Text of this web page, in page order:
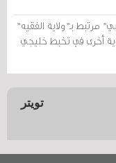
مرتبط بـ"ولاية الفقيه"
أخرى في تخبط خليجي
تويتر